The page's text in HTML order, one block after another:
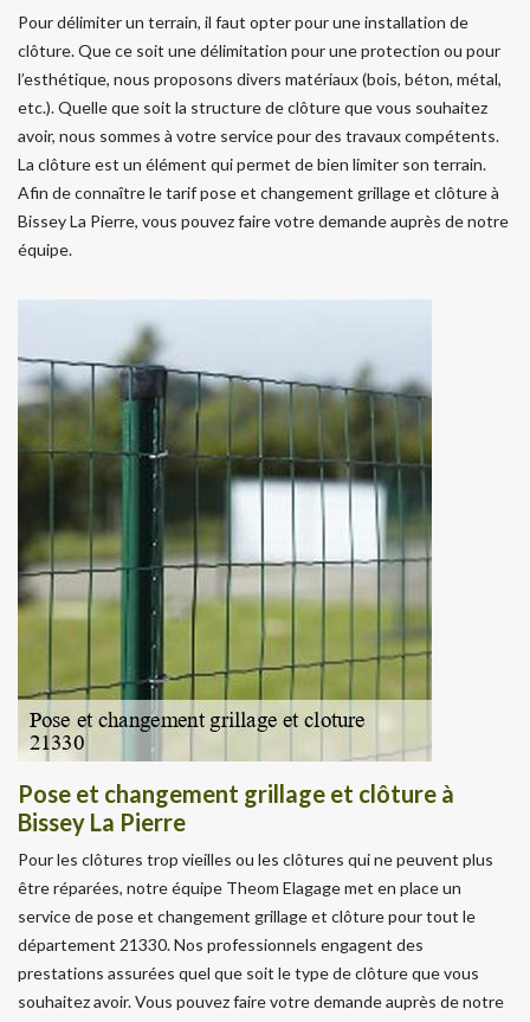
Pour délimiter un terrain, il faut opter pour une installation de
clôture. Que ce soit une délimitation pour une protection ou pour
l’esthétique, nous proposons divers matériaux (bois, béton, métal,
etc.). Quelle que soit la structure de clôture que vous souhaitez
avoir, nous sommes à votre service pour des travaux compétents.
La clôture est un élément qui permet de bien limiter son terrain.
Afin de connaître le tarif pose et changement grillage et clôture à
Bissey La Pierre, vous pouvez faire votre demande auprès de notre
équipe.
Pose et changement grillage et clôture à
Bissey La Pierre
Pour les clôtures trop vieilles ou les clôtures qui ne peuvent plus
être réparées, notre équipe Theom Elagage met en place un
service de pose et changement grillage et clôture pour tout le
département 21330. Nos professionnels engagent des
prestations assurées quel que soit le type de clôture que vous
souhaitez avoir. Vous pouvez faire votre demande auprès de notre